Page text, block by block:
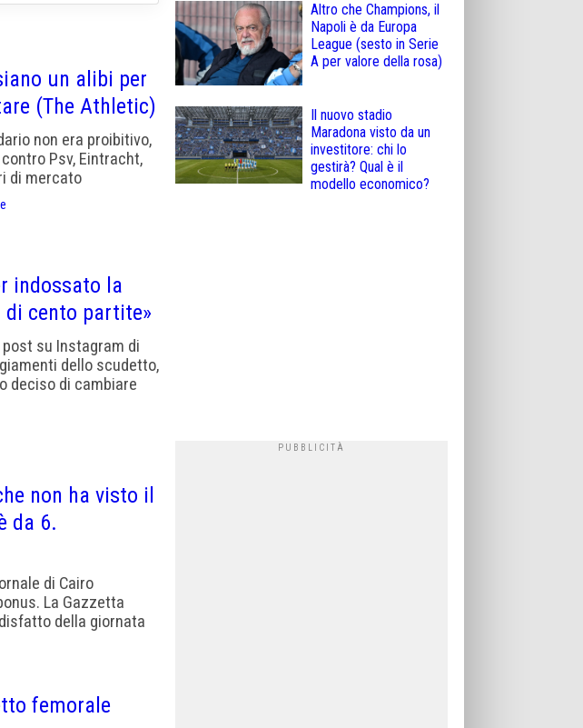
un alibi per
(The Athletic)
non era proibitivo,
Psv, Eintracht,
di mercato
indossato la
cento partite»
post su Instagram di
dello scudetto,
deciso di cambiare
non ha visto il
da 6.
di Cairo
La Gazzetta
della giornata
femorale
Altro che Champions, il
Napoli è da Europa
League (sesto in Serie
A per valore della rosa)
Il nuovo stadio
Maradona visto da un
investitore: chi lo
gestirà? Qual è il
modello economico?